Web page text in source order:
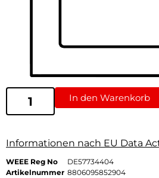
In den Warenkorb
Informationen nach EU Data
WEEE Reg No
DE57734404
Artikelnummer 8806095852904